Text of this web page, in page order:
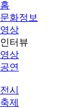
홈
문화정보
영상
인터뷰
영상
공연
전시
축제